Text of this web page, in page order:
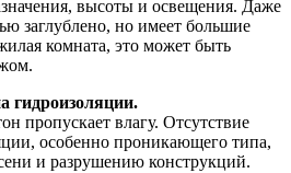
высоты и освещения. Даже
заглублено, но имеет большие
комната, это может быть
гидроизоляции.
пропускает влагу. Отсутствие
особенно проникающего типа,
и разрушению конструкций.